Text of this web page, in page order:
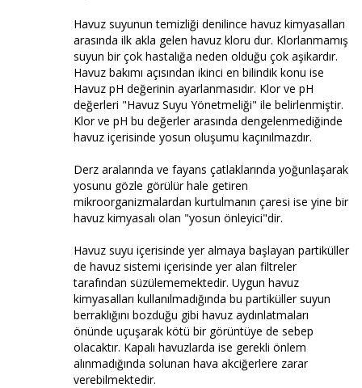
Havuz suyunun temizliği denilince havuz kimyasalları
arasında ilk akla gelen havuz kloru dur. Klorlanmamış
suyun bir çok hastalığa neden olduğu çok aşikardır.
Havuz bakımı açısından ikinci en bilindik konu ise
Havuz pH değerinin ayarlanmasıdır. Klor ve pH
değerleri "Havuz Suyu Yönetmeliği" ile belirlenmiştir.
Klor ve pH bu değerler arasında dengelenmediğinde
havuz içerisinde yosun oluşumu kaçınılmazdır.
Derz aralarında ve fayans çatlaklarında yoğunlaşarak
yosunu gözle görülür hale getiren
mikroorganizmalardan kurtulmanın çaresi ise yine bir
havuz kimyasalı olan "yosun önleyici"dir.
Havuz suyu içerisinde yer almaya başlayan partiküller
de havuz sistemi içerisinde yer alan filtreler
tarafından süzülememektedir. Uygun havuz
kimyasalları kullanılmadığında bu partiküller suyun
berraklığını bozduğu gibi havuz aydınlatmaları
önünde uçuşarak kötü bir görüntüye de sebep
olacaktır. Kapalı havuzlarda ise gerekli önlem
alınmadığında solunan hava akciğerlere zarar
verebilmektedir.